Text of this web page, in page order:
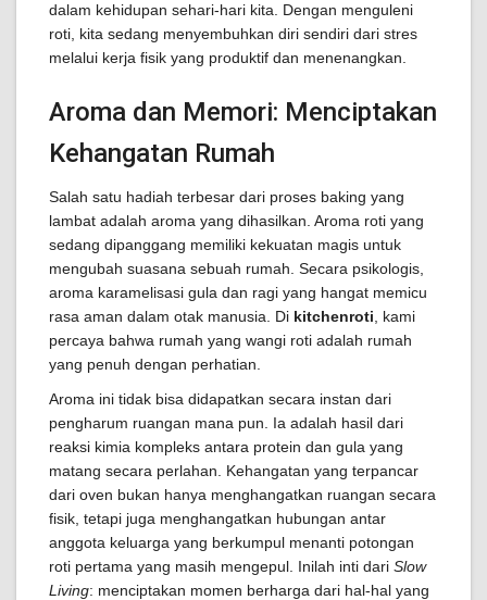
dalam kehidupan sehari-hari kita. Dengan menguleni
roti, kita sedang menyembuhkan diri sendiri dari stres
melalui kerja fisik yang produktif dan menenangkan.
Aroma dan Memori: Menciptakan
Kehangatan Rumah
Salah satu hadiah terbesar dari proses baking yang
lambat adalah aroma yang dihasilkan. Aroma roti yang
sedang dipanggang memiliki kekuatan magis untuk
mengubah suasana sebuah rumah. Secara psikologis,
aroma karamelisasi gula dan ragi yang hangat memicu
rasa aman dalam otak manusia. Di kitchenroti , kami
percaya bahwa rumah yang wangi roti adalah rumah
yang penuh dengan perhatian.
Aroma ini tidak bisa didapatkan secara instan dari
pengharum ruangan mana pun. Ia adalah hasil dari
reaksi kimia kompleks antara protein dan gula yang
matang secara perlahan. Kehangatan yang terpancar
dari oven bukan hanya menghangatkan ruangan secara
fisik, tetapi juga menghangatkan hubungan antar
anggota keluarga yang berkumpul menanti potongan
roti pertama yang masih mengepul. Inilah inti dari Slow
Living: menciptakan momen berharga dari hal-hal yang